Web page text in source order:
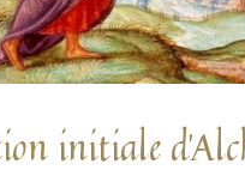
initiale